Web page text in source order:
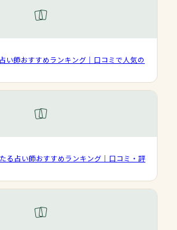
い師おすすめランキング｜口コミで人気の
る占い師おすすめランキング｜口コミ・評